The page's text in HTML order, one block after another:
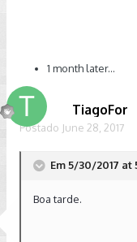
1 month later...
TiagoFor
Postado June 28, 2017
Em 5/30/2017 at
Boa tarde.